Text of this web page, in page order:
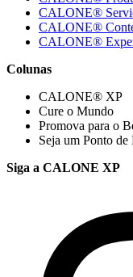
CALONE®
CALONE®
CALONE®
Colunas
CALONE® XP
Cure o Mundo
Promova para o
Seja um Ponto de
Siga a CALONE XP